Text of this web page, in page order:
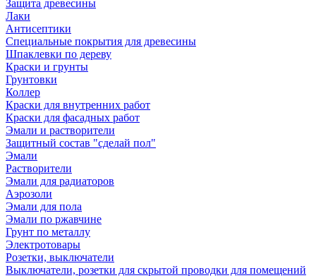
Защита древесины
Лаки
Антисептики
Специальные покрытия для древесины
Шпаклевки по дереву
Краски и грунты
Грунтовки
Коллер
Краски для внутренних работ
Краски для фасадных работ
Эмали и растворители
Защитный состав "сделай пол"
Эмали
Растворители
Эмали для радиаторов
Аэрозоли
Эмали для пола
Эмали по ржавчине
Грунт по металлу
Электротовары
Розетки, выключатели
Выключатели, розетки для скрытой проводки для помещений